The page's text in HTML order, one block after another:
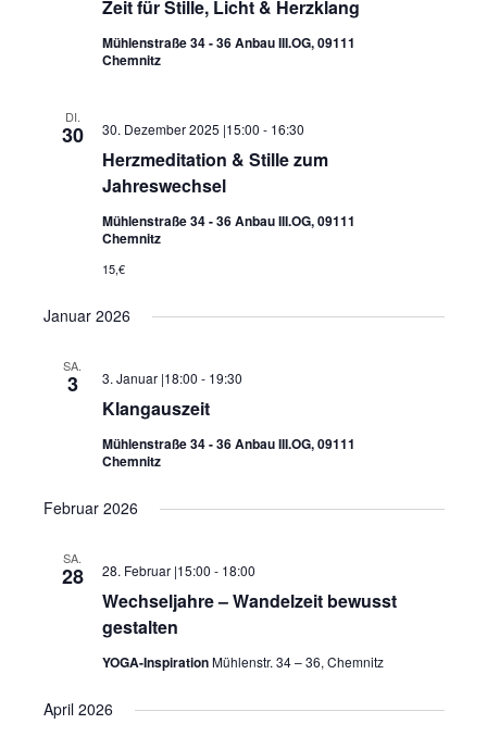
Zeit für Stille, Licht & Herzklang
Mühlenstraße 34 - 36 Anbau III.OG, 09111
Chemnitz
DI.
30
Herzmeditation & Stille zum
Jahreswechsel
30. Dezember 2025 |15:00 - 16:30
Mühlenstraße 34 - 36 Anbau III.OG, 09111
Chemnitz
15,€
Januar 2026
SA.
3
Klangauszeit
3. Januar |18:00 - 19:30
Mühlenstraße 34 - 36 Anbau III.OG, 09111
Chemnitz
Februar 2026
SA.
28
Wechseljahre – Wandelzeit bewusst
gestalten
28. Februar |15:00 - 18:00
YOGA-InspirationMühlenstr. 34 – 36, Chemnitz
April 2026